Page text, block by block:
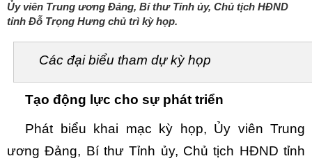
Ủy viên Trung ương Đảng, Bí thư Tỉnh ủy, Chủ tịch HĐND
tỉnh Đỗ Trọng Hưng chủ trì kỳ họp.
Các đại biểu tham dự kỳ họp
Tạo động lực cho sự phát triển
Phát biểu khai mạc kỳ họp, Ủy viên Trung
ương Đảng, Bí thư Tỉnh ủy, Chủ tịch HĐND tỉnh